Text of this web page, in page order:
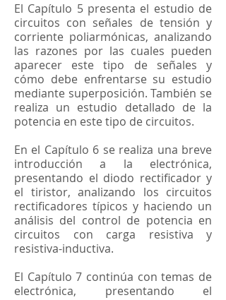
El Capítulo 5 presenta el estudio de
circuitos con señales de tensión y
corriente poliarmónicas, analizando
las razones por las cuales pueden
aparecer este tipo de señales y
cómo debe enfrentarse su estudio
mediante superposición. También se
realiza un estudio detallado de la
potencia en este tipo de circuitos.
En el Capítulo 6 se realiza una breve
introducción a la electrónica,
presentando el diodo rectificador y
el tiristor, analizando los circuitos
rectificadores típicos y haciendo un
análisis del control de potencia en
circuitos con carga resistiva y
resistiva-inductiva.
El Capítulo 7 continúa con temas de
electrónica, presentando el